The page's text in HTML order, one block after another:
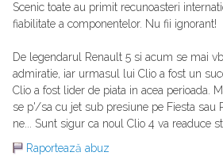
Scenic toate au primit recunoasteri
fiabilitate a componentelor. Nu fii ignorant!
De legendarul Renault 5 si acum se mai
admiratie, iar urmasul lui Clio a fost un
Clio a fost lider de piata in acea perioada.
se p'/sa cu jet sub presiune pe Fiesta sau
ne... Sunt sigur ca noul Clio 4 va readuce
Raportează abuz